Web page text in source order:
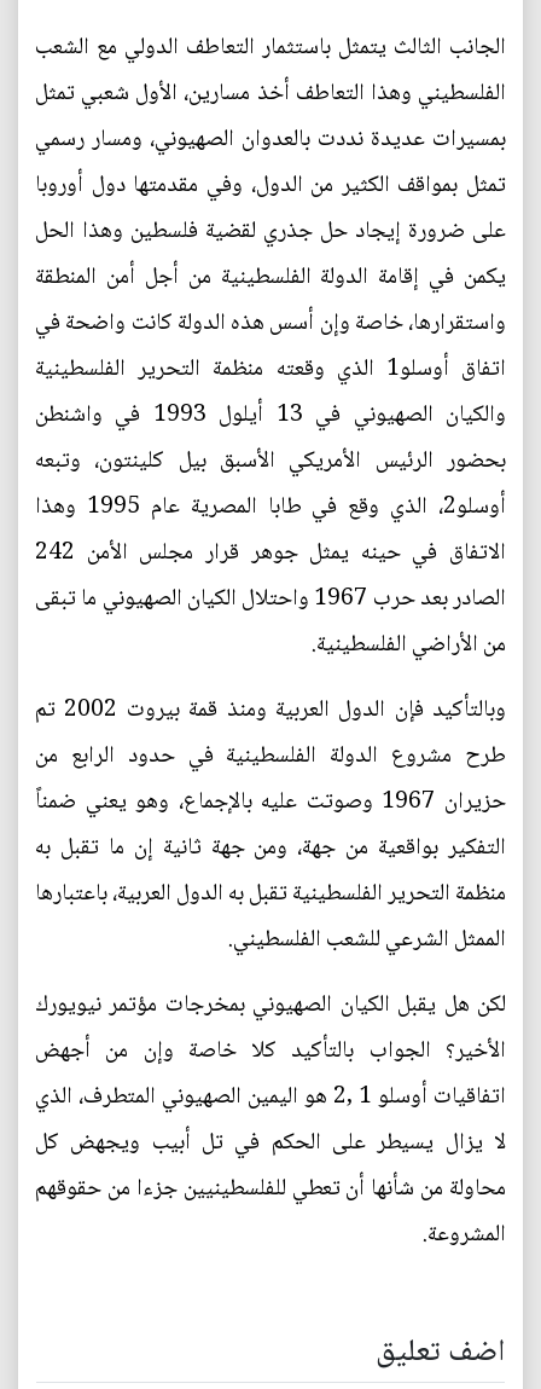
الجانب الثالث يتمثل باستثمار التعاطف الدولي مع الشعب
الفلسطيني وهذا التعاطف أخذ مسارين، الأول شعبي تمثل
بمسيرات عديدة نددت بالعدوان الصهيوني، ومسار رسمي
تمثل بمواقف الكثير من الدول، وفي مقدمتها دول أوروبا
على ضرورة إيجاد حل جذري لقضية فلسطين وهذا الحل
يكمن في إقامة الدولة الفلسطينية من أجل أمن المنطقة
واستقرارها، خاصة وإن أسس هذه الدولة كانت واضحة في
اتفاق أوسلو1 الذي وقعته منظمة التحرير الفلسطينية
والكيان الصهيوني في 13 أيلول 1993 في واشنطن
بحضور الرئيس الأمريكي الأسبق بيل كلينتون، وتبعه
أوسلو2، الذي وقع في طابا المصرية عام 1995 وهذا
الاتفاق في حينه يمثل جوهر قرار مجلس الأمن 242
الصادر بعد حرب 1967 واحتلال الكيان الصهيوني ما تبقى
من الأراضي الفلسطينية.
وبالتأكيد فإن الدول العربية ومنذ قمة بيروت 2002 تم
طرح مشروع الدولة الفلسطينية في حدود الرابع من
حزيران 1967 وصوتت عليه بالإجماع، وهو يعني ضمناً
التفكير بواقعية من جهة، ومن جهة ثانية إن ما تقبل به
منظمة التحرير الفلسطينية تقبل به الدول العربية، باعتبارها
الممثل الشرعي للشعب الفلسطيني.
لكن هل يقبل الكيان الصهيوني بمخرجات مؤتمر نيويورك
الأخير؟ الجواب بالتأكيد كلا خاصة وإن من أجهض
اتفاقيات أوسلو 1 ,2 هو اليمين الصهيوني المتطرف، الذي
لا يزال يسيطر على الحكم في تل أبيب ويجهض كل
محاولة من شأنها أن تعطي للفلسطينيين جزءا من حقوقهم
المشروعة.
اضف تعليق